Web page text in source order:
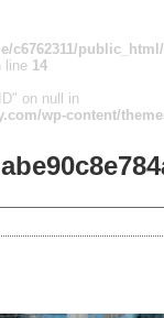
c6762311/
line 14
on null in
wp-content/